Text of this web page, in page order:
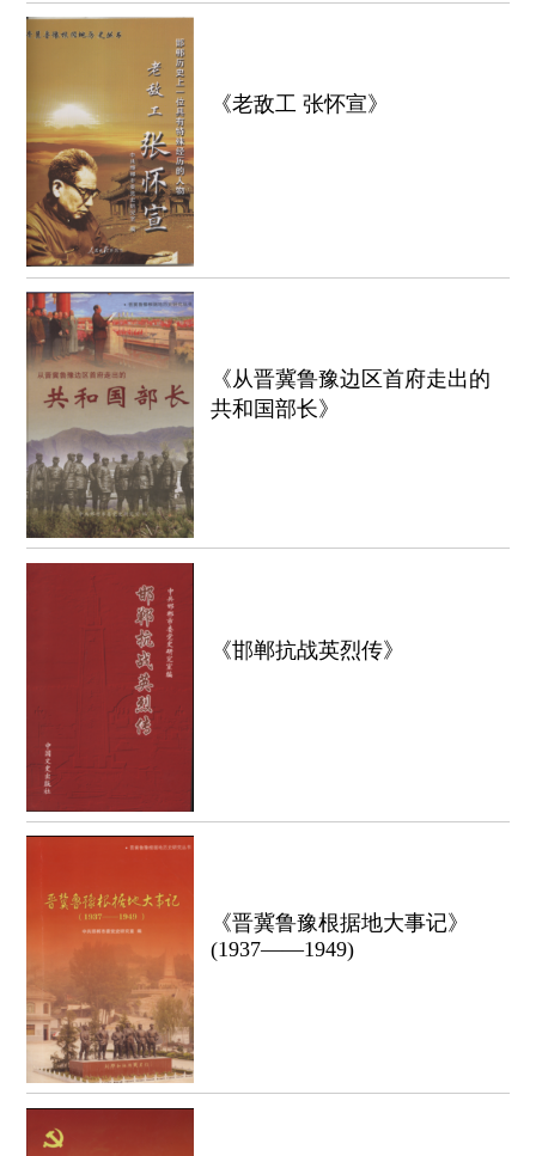
《老敌工 张怀宣》
《从晋冀鲁豫边区首府走出的
共和国部长》
《邯郸抗战英烈传》
《晋冀鲁豫根据地大事记》
(1937——1949)